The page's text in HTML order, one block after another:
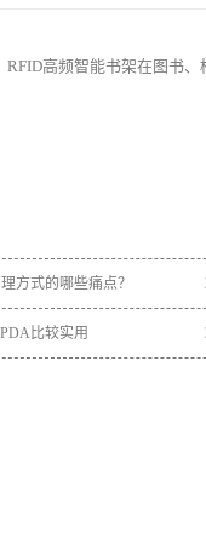
RFID高频智能书架在图书、
方式的哪些痛点？
比较实用